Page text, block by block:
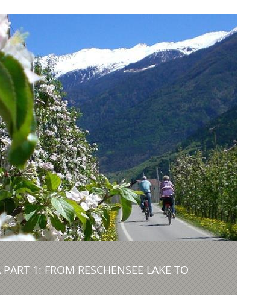
1: FROM RESCHENSEE LAKE TO